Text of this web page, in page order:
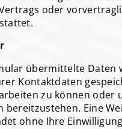
oder
übermittelte Daten
Kontaktdaten
zu können oder
bereitzustehen. Eine
ohne Ihre